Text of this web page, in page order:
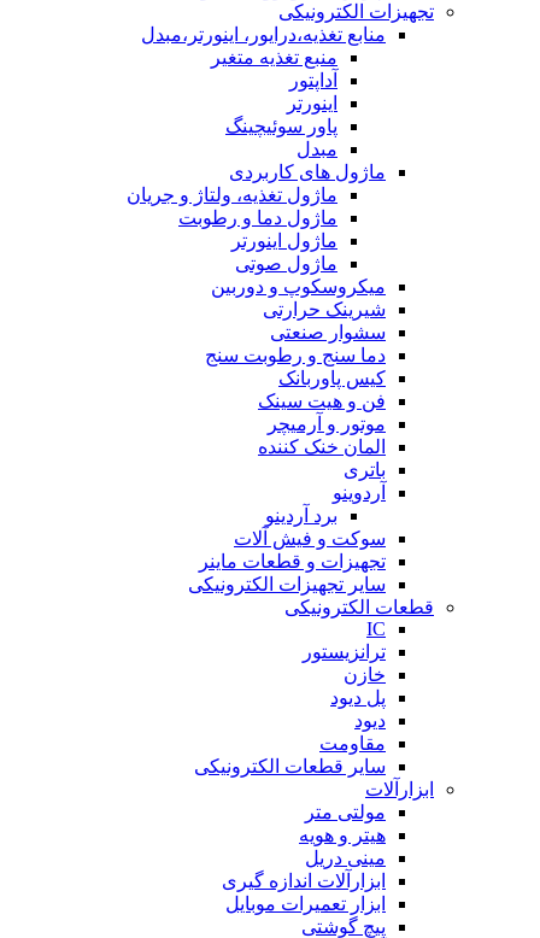
تجهیزات الکترونیکی
منابع تغذیه،درایور، اینورتر،مبدل
منبع تغذیه متغیر
آداپتور
اینورتر
پاور سوئیچینگ
مبدل
ماژول های کاربردی
ماژول تغذیه، ولتاژ و جریان
ماژول دما و رطوبت
ماژول اینورتر
ماژول صوتی
میکروسکوپ و دوربین
شیرینک حرارتی
سشوار صنعتی
دما سنج و رطوبت سنج
کیس پاوربانک
فن و هیت سینک
موتور و آرمیچر
المان خنک کننده
باتری
آردوینو
برد آردینو
سوکت و فیش آلات
تجهیزات و قطعات ماینر
سایر تجهیزات الکترونیکی
قطعات الکترونیکی
IC
ترانزیستور
خازن
پل دیود
دیود
مقاومت
سایر قطعات الکترونیکی
ابزارآلات
مولتی متر
هیتر و هویه
مینی دریل
ابزارآلات اندازه گیری
ابزار تعمیرات موبایل
پیچ گوشتی